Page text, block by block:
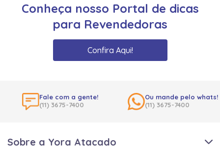
Conheça nosso Portal de dicas
para Revendedoras
Confira Aqui!
Fale com a gente!
(11) 3675-7400
Ou mande pelo whats!
(11) 3675-7400
Sobre a Yora Atacado